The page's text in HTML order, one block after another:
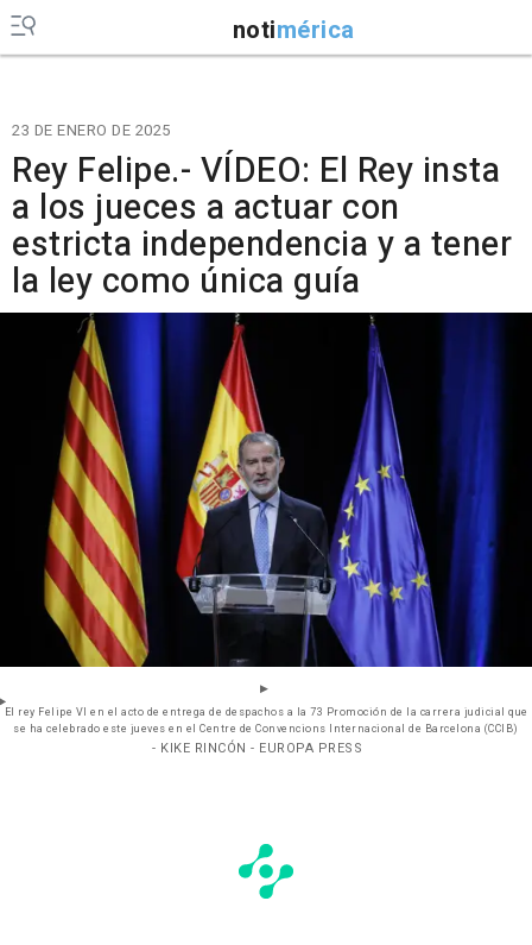
notimérica
23 DE ENERO DE 2025
Rey Felipe.- VÍDEO: El Rey insta
a los jueces a actuar con
estricta independencia y a tener
la ley como única guía
El rey Felipe VI en el acto de entrega de despachos a la 73 Promoción de la carrera judicial que
se ha celebrado este jueves en el Centre de Convencions Internacional de Barcelona (CCIB)
- KIKE RINCÓN - EUROPA PRESS